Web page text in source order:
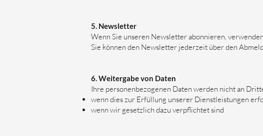
5. Newsletter
Wenn Sie unseren Newsletter abonnieren,
Sie können den Newsletter jederzeit über den
6. Weitergabe von Daten
Ihre personenbezogenen Daten werden nicht an
wenn dies zur Erfüllung unserer Dienstleistungen
wenn wir gesetzlich dazu verpflichtet sind